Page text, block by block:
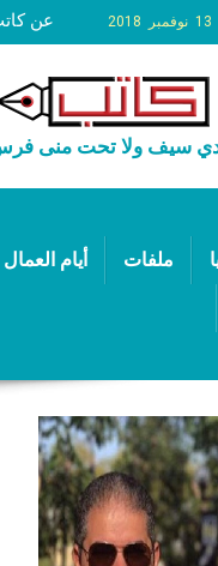
عن
سيف ولا تحت منى
ملفات أيام العمال